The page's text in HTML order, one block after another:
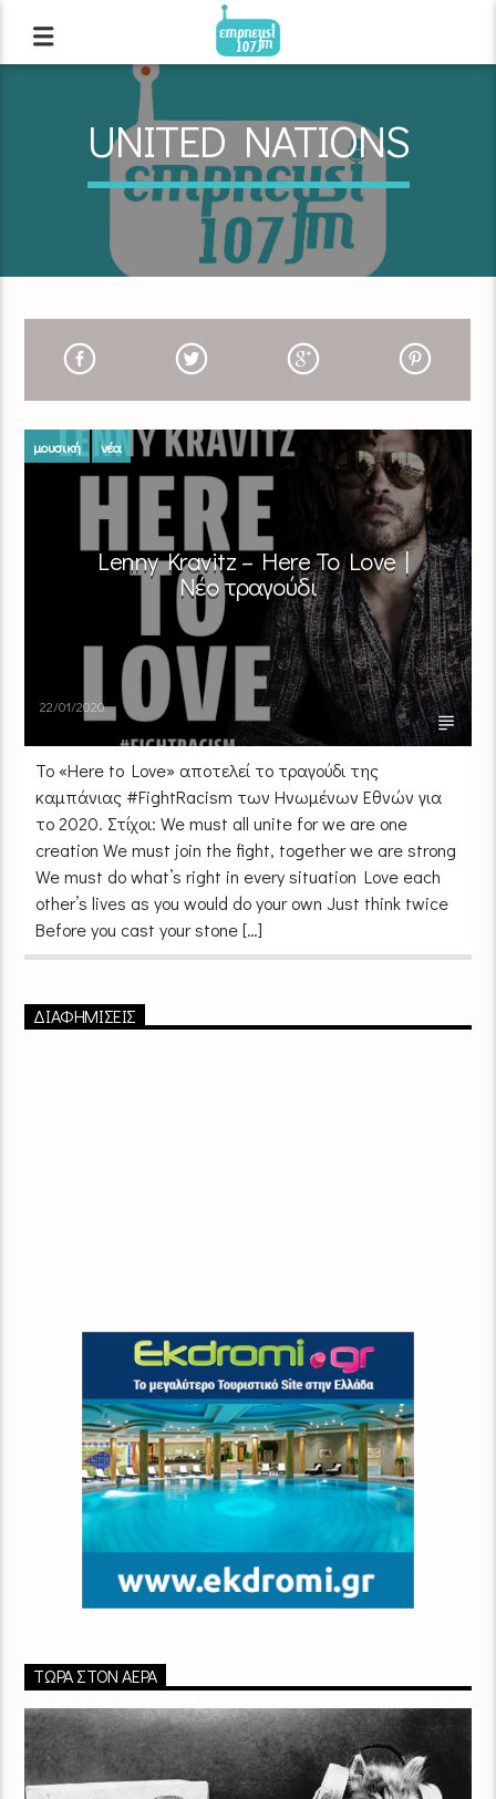
UNITED NATIONS
μουσική νέα
Lenny Kravitz – Here To Love |
Νέο τραγούδι
22/01/2020
Το «Here to Love» αποτελεί το τραγούδι της
καμπάνιας #FightRacism των Ηνωμένων Εθνών για
το 2020. Στίχοι: We must all unite for we are one
creation We must join the fight, together we are strong
We must do what’s right in every situation Love each
other’s lives as you would do your own Just think twice
Before you cast your stone […]
ΔΙΑΦΗΜΙΣΕΙΣ
ΤΏΡΑ ΣΤΟΝ ΑΈΡΑ